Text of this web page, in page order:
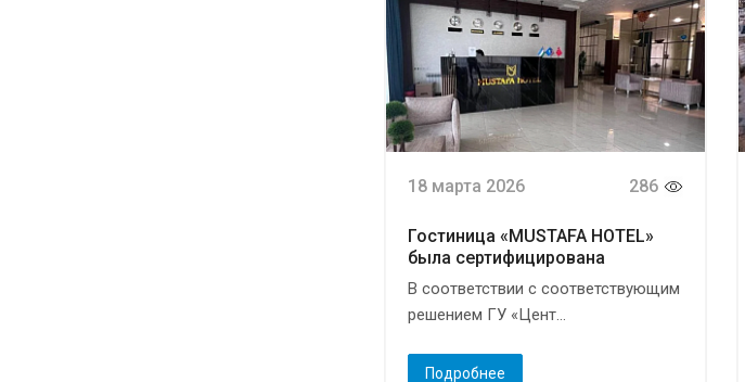
18 марта 2026 286
Гостиница «MUSTAFA HOTEL»
была сертифицирована
В соответствии с соответствующим
решением ГУ «Цент...
Подробнее